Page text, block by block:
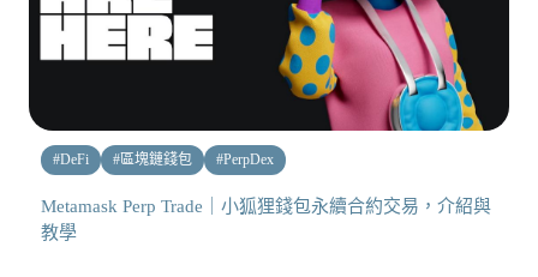
#DeFi #區塊鏈錢包 #PerpDex
Metamask Perp Trade｜小狐狸錢包永續合約交易，介紹與
教學